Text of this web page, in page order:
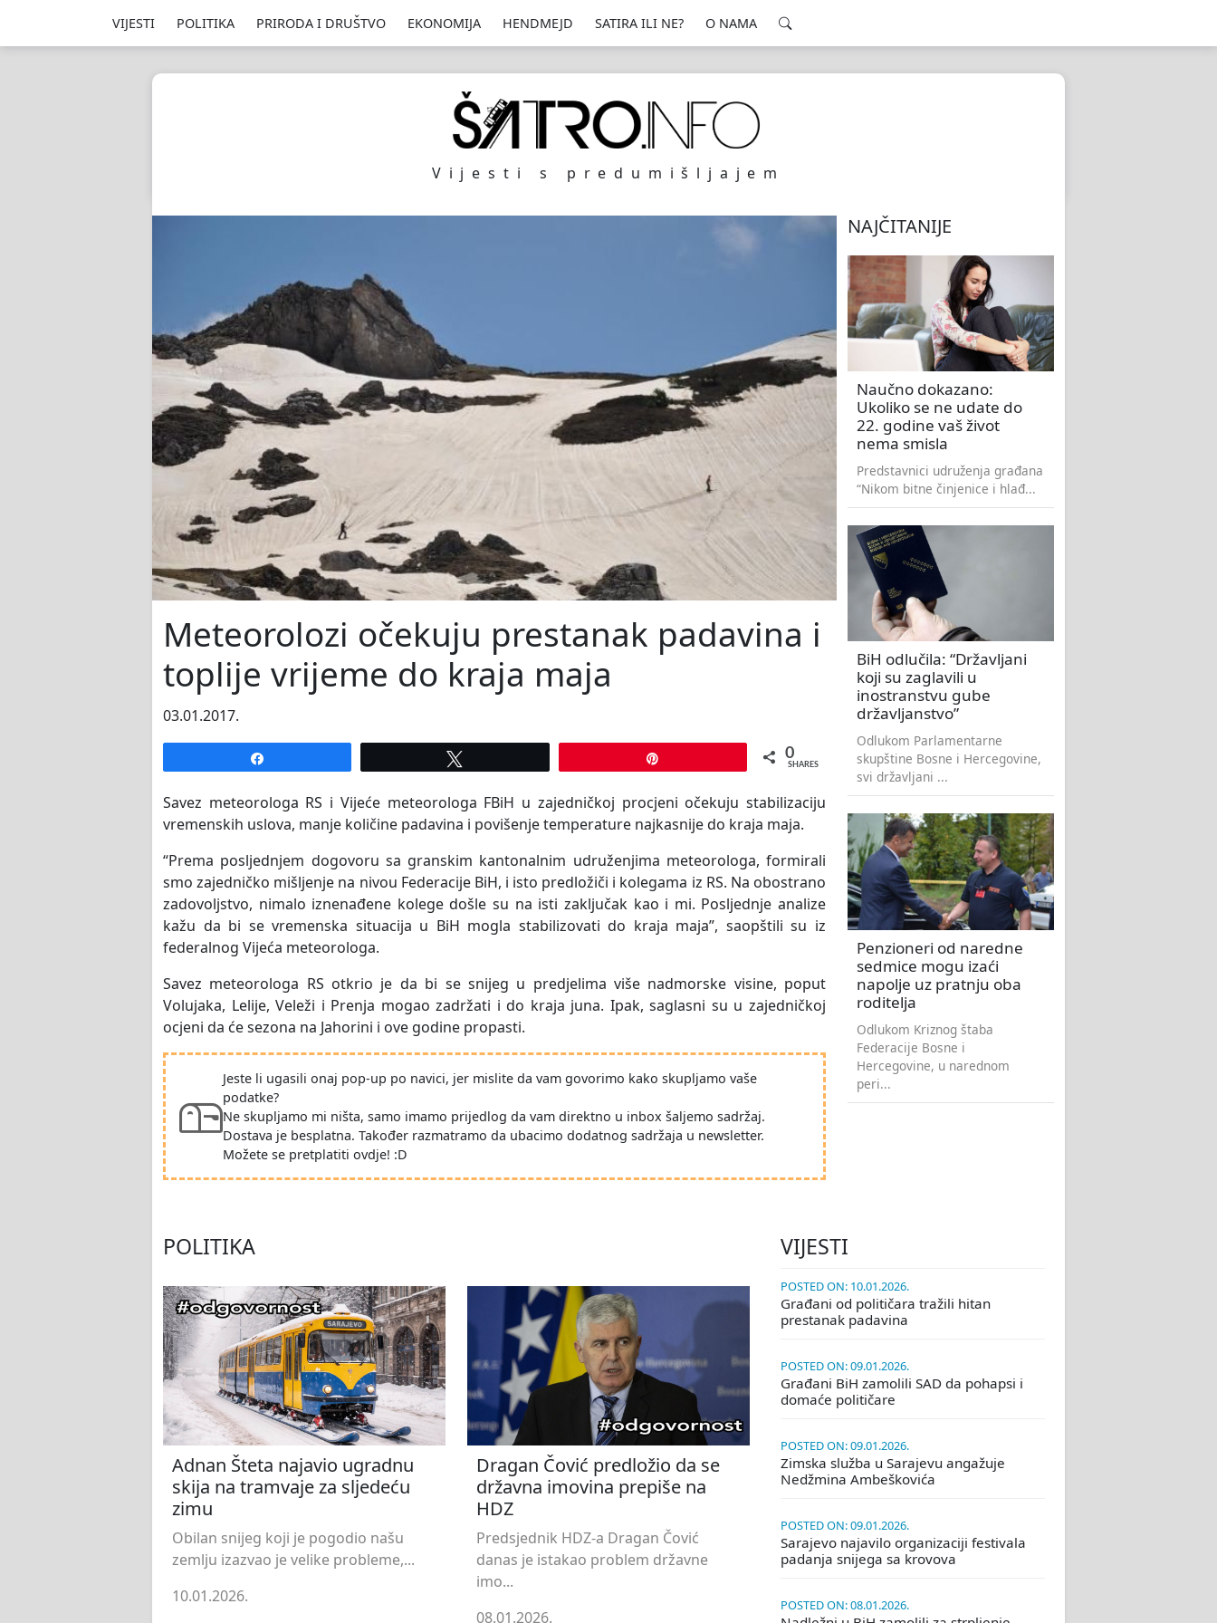
VIJESTI POLITIKA PRIRODA I DRUŠTVO EKONOMIJA HENDMEJD SATIRA ILI NE? O NAMA
Vijesti s predumišljajem
Meteorolozi očekuju prestanak padavina i
toplije vrijeme do kraja maja
03.01.2017.
0
SHARES
Savez meteorologa RS i Vijeće meteorologa FBiH u zajedničkoj procjeni očekuju stabilizaciju
vremenskih uslova, manje količine padavina i povišenje temperature najkasnije do kraja maja.
“Prema posljednjem dogovoru sa granskim kantonalnim udruženjima meteorologa, formirali
smo zajedničko mišljenje na nivou Federacije BiH, i isto predložiči i kolegama iz RS. Na obostrano
zadovoljstvo, nimalo iznenađene kolege došle su na isti zaključak kao i mi. Posljednje analize
kažu da bi se vremenska situacija u BiH mogla stabilizovati do kraja maja”, saopštili su iz
federalnog Vijeća meteorologa.
Savez meteorologa RS otkrio je da bi se snijeg u predjelima više nadmorske visine, poput
Volujaka, Lelije, Veleži i Prenja mogao zadržati i do kraja juna. Ipak, saglasni su u zajedničkoj
ocjeni da će sezona na Jahorini i ove godine propasti.
Jeste li ugasili onaj pop-up po navici, jer mislite da vam govorimo kako skupljamo vaše
podatke?
Ne skupljamo mi ništa, samo imamo prijedlog da vam direktno u inbox šaljemo sadržaj.
Dostava je besplatna. Također razmatramo da ubacimo dodatnog sadržaja u newsletter.
Možete se pretplatiti ovdje! :D
NAJČITANIJE
Naučno dokazano:
Ukoliko se ne udate do
22. godine vaš život
nema smisla
Predstavnici udruženja građana
“Nikom bitne činjenice i hlađ...
BiH odlučila: “Državljani
koji su zaglavili u
inostranstvu gube
državljanstvo”
Odlukom Parlamentarne
skupštine Bosne i Hercegovine,
svi državljani ...
Penzioneri od naredne
sedmice mogu izaći
napolje uz pratnju oba
roditelja
Odlukom Kriznog štaba
Federacije Bosne i
Hercegovine, u narednom
peri...
POLITIKA
Adnan Šteta najavio ugradnu
skija na tramvaje za sljedeću
zimu
Obilan snijeg koji je pogodio našu
zemlju izazvao je velike probleme,...
10.01.2026.
Dragan Čović predložio da se
državna imovina prepiše na
HDZ
Predsjednik HDZ-a Dragan Čović
danas je istakao problem državne
imo...
08.01.2026.
VIJESTI
POSTED ON: 10.01.2026.
Građani od političara tražili hitan
prestanak padavina
POSTED ON: 09.01.2026.
Građani BiH zamolili SAD da pohapsi i
domaće političare
POSTED ON: 09.01.2026.
Zimska služba u Sarajevu angažuje
Nedžmina Ambeškovića
POSTED ON: 09.01.2026.
Sarajevo najavilo organizaciji festivala
padanja snijega sa krovova
POSTED ON: 08.01.2026.